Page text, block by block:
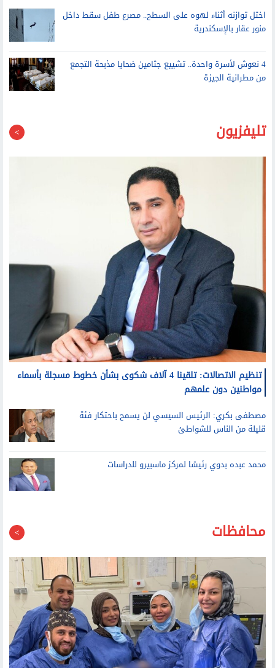
اختل توازنه أثناء لهوه على السطح.. مصرع طفل سقط داخل
منور عقار بالإسكندرية
4 نعوش لأسرة واحدة.. تشييع جثامين ضحايا مذبحة التجمع
من مطرانية الجيزة
تليفزيون
تنظيم الاتصالات: تلقينا 4 آلاف شكوى بشأن خطوط مسجلة بأسماء
مواطنين دون علمهم
مصطفى بكري: الرئيس السيسي لن يسمح باحتكار فئة
قليلة من الناس للشواطئ
محمد عبده بدوي رئيسًا لمركز ماسبيرو للدراسات
محافظات